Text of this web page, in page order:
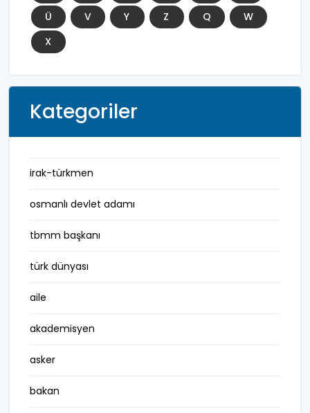
Ü
V Y Z Q
W
X
Kategoriler
irak-türkmen
osmanlı devlet adamı
tbmm başkanı
türk dünyası
aile
akademisyen
asker
bakan